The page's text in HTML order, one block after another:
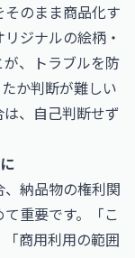
のまま商品化す
ジナルの絵柄・
、トラブルを防
か判断が難しい
、自己判断せず
納品物の権利関
重要です。「こ
商用利用の範囲